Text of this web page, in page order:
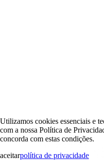
Utilizamos cookies essenciais e
com a nossa Política de
concorda com estas condições.
aceitarpolítica de privacidade